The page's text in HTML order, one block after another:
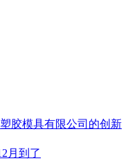
胶模具有限公司的创新
月到了